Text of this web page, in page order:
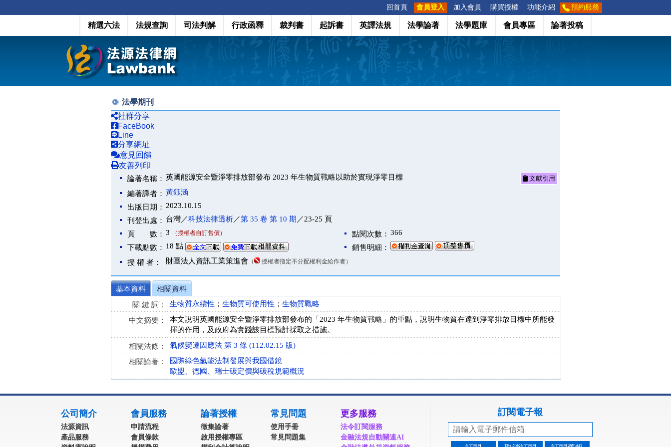
回首頁 會員登入 加入會員 購買授權 功能介紹 預約服務
精選六法 法規查詢 司法判解 行政函釋 裁判書 起訴書 英譯法規 法學論著 法學題庫 會員專區 論著投稿
法學期刊
社群分享
FaceBook
Line
分享網址
意見回饋
友善列印
論著名稱： 英國能源安全暨淨零排放部發布 2023 年生物質戰略以助於實現淨零目標 文獻引用
編著譯者： 黃鈺涵
出版日期： 2023.10.15
刊登出處： 台灣／科技法律透析／第 35 卷 第 10 期 ／23-25 頁
頁 數： 3 （授權者自訂售價） 點閱次數： 366
下載點數： 18 點
銷售明細：
授 權 者：
財團法人資訊工業策進會 （ 授權者指定不分配權利金給作者）
基本資料
相關資料
關 鍵 詞：
生物質永續性 ； 生物質可使用性 ； 生物質戰略
中文摘要：
本文說明英國能源安全暨淨零排放部發布的「2023 年生物質戰略」的重點，說明生物質在達到淨零排放目標中所能發
揮的作用，及政府為實踐該目標預計採取之措施。
相關法條： 氣候變遷因應法 第 3 條 (112.02.15 版)
相關論著：
國際綠色氫能法制發展與我國借鏡
歐盟、德國、瑞士碳定價與碳稅規範概況
公司簡介
法源資訊
產品服務
會員服務
申請流程
會員條款
論著授權
徵集論著
啟用授權專區
常見問題
使用手冊
常見問題集
更多服務
法令訂閱服務
金融法規自動關連AI
訂閱電子報